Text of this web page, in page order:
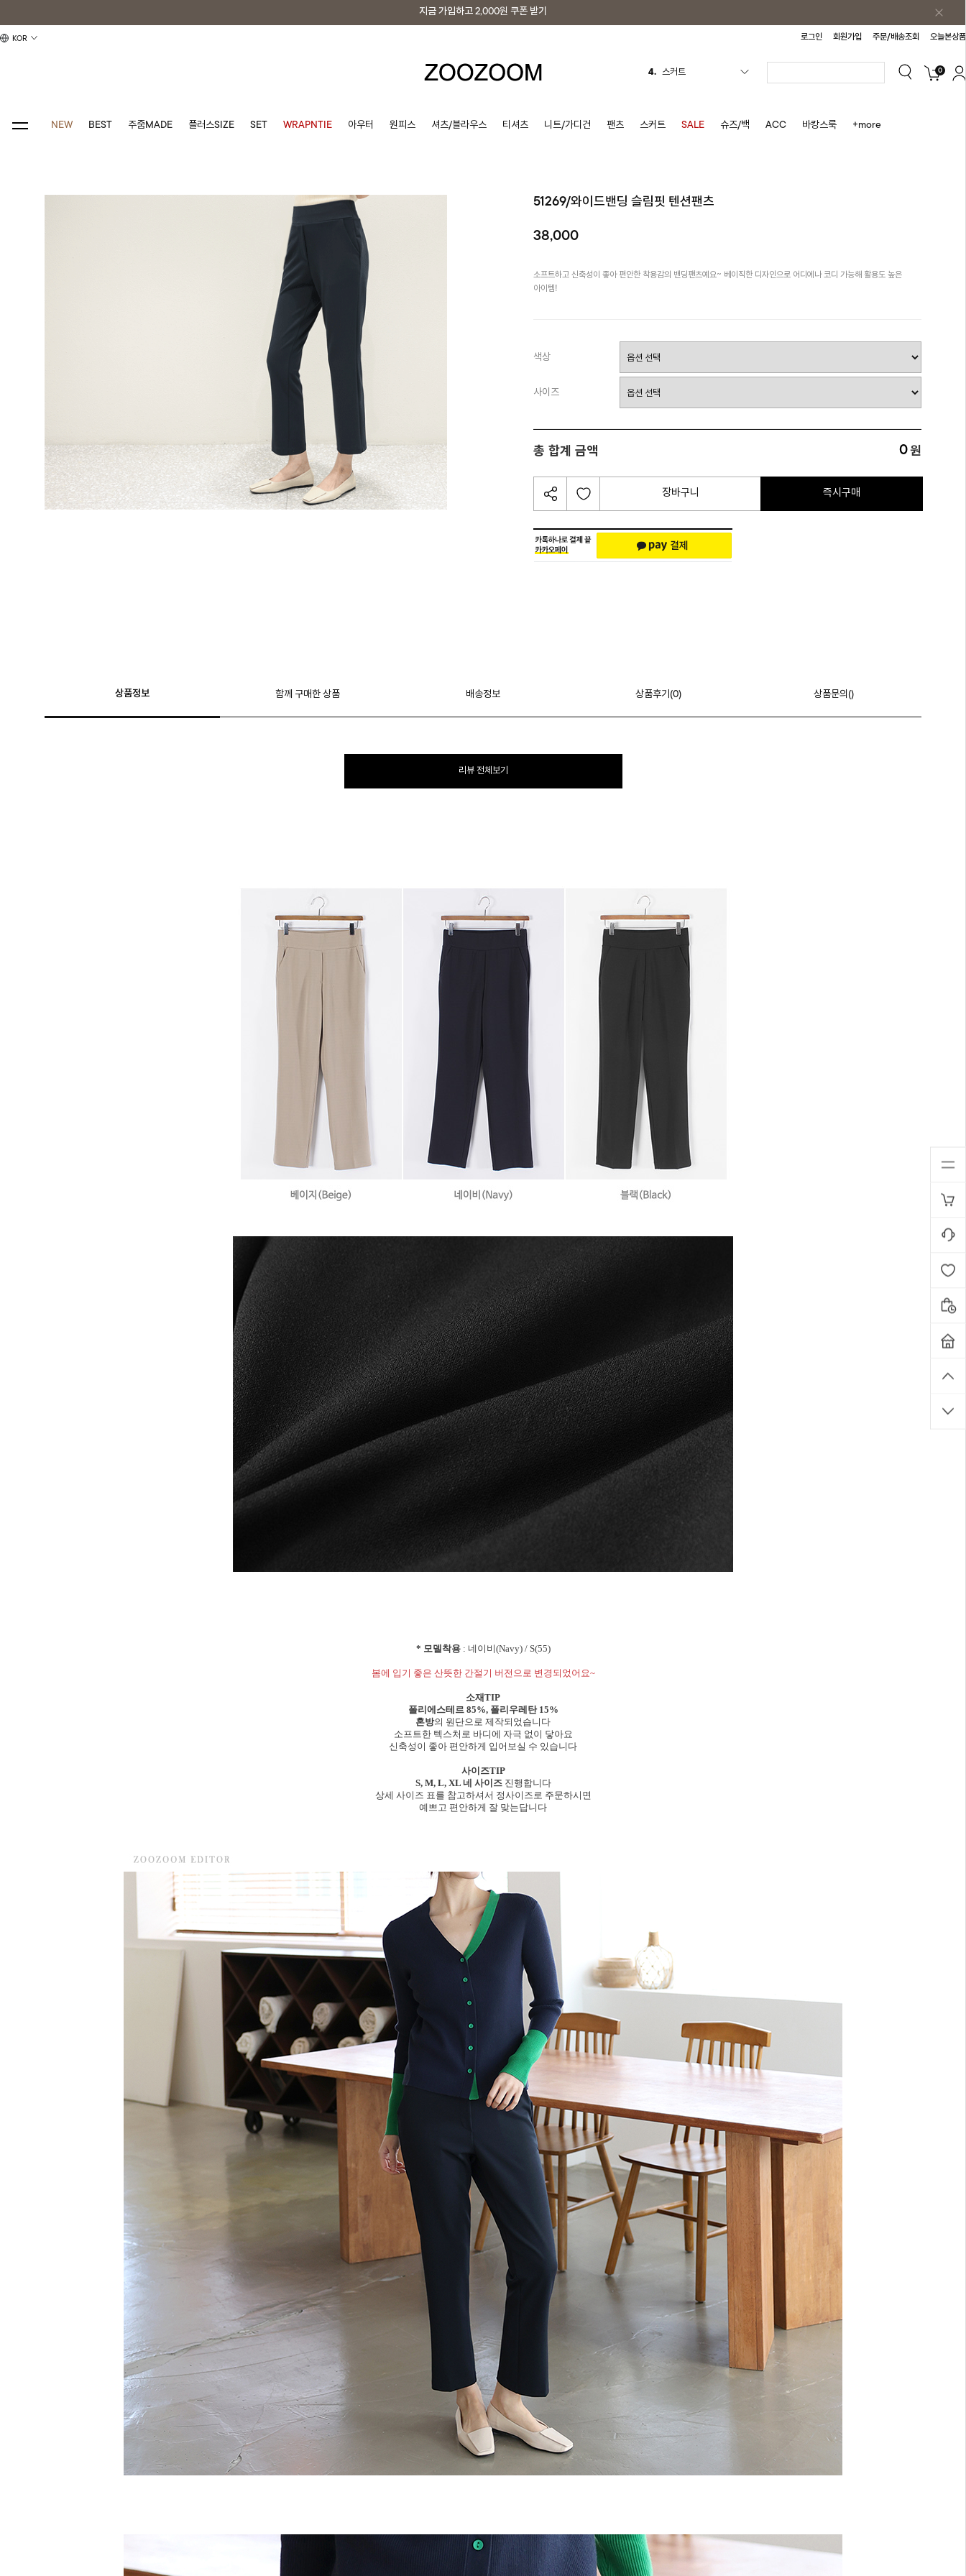
지금 가입하고 2,000원 쿠폰 받기
KOR 로그인 회원가입 주문/배송조회 오늘본상품
4. 스커트
10. 바스락원피스
3. 나시
0
NEW BEST 주줌MADE 플러스SIZE SET WRAPNTIE 아우터 원피스 셔츠/블라우스 티셔츠 니트/가디건 팬츠 스커트 SALE 슈즈/백 ACC 바캉스룩 +more
51269/와이드밴딩 슬림핏 텐션팬츠
38,000
소프트하고 신축성이 좋아 편안한 착용감의 밴딩팬츠예요~ 베이직한 디자인으로 어디에나 코디 가능해 활용도 높은
아이템!
색상
사이즈
총 합계 금액 0원
장바구니 즉시구매
상품정보 함께 구매한 상품 배송정보 상품후기(0) 상품문의()
리뷰 전체보기
* 모델착용: 네이비(Navy) / S(55)
봄에 입기 좋은 산뜻한 간절기 버전으로 변경되었어요~
소재TIP
폴리에스테르 85%, 폴리우레탄 15%
혼방의 원단으로 제작되었습니다
소프트한 텍스처로 바디에 자극 없이 닿아요
신축성이 좋아 편안하게 입어보실 수 있습니다
사이즈TIP
S, M, L, XL 네 사이즈진행합니다
상세 사이즈 표를 참고하셔서 정사이즈로 주문하시면
예쁘고 편안하게 잘 맞는답니다